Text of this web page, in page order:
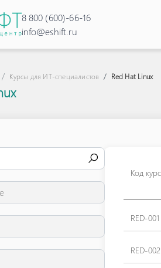
8 800 (600)-66-16
info@eshift.ru
Курсы для ИТ-специалистов Red Hat Linux
Код
RED-001
RED-002